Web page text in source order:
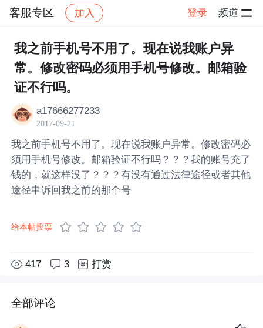
客服专区 加入 登录 频道
社区 客服专区 帖子详情
我之前手机号不用了。现在说我账户异
常。修改密码必须用手机号修改。邮箱验
证不行吗。
a17666277233
2017-09-21
我之前手机号不用了。现在说我账户异常。修改密码必
须用手机号修改。邮箱验证不行吗？？？我的账号充了
钱的，就这样没了？？？有没有通过法律途径或者其他
途径申诉回我之前的那个号
给本帖投票
417 3 打赏
全部评论